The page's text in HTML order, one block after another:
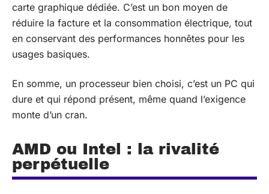
carte graphique dédiée. C’est un bon moyen de
réduire la facture et la consommation électrique, tout
en conservant des performances honnêtes pour les
usages basiques.
En somme, un processeur bien choisi, c’est un PC qui
dure et qui répond présent, même quand l’exigence
monte d’un cran.
AMD ou Intel : la rivalité
perpétuelle